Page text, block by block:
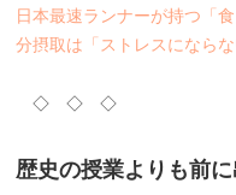
日本最速ランナーが持つ「
分摂取は「ストレスになら
◇ ◇ ◇
歴史の授業よりも前に